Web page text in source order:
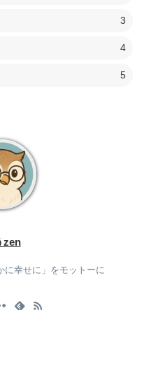
3
4
5
zen
に幸せに」をモットーに